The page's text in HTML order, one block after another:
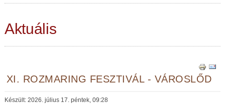
Aktuális
XI. ROZMARING FESZTIVÁL - VÁROSLŐD
Készült: 2026. július 17. péntek, 09:28